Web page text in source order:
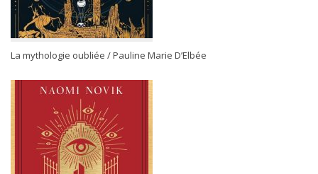
La mythologie oubliée / Pauline Marie D’Elbée